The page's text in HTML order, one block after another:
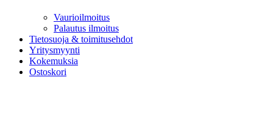
Vaurioilmoitus
Palautus ilmoitus
Tietosuoja & toimitusehdot
Yritysmyynti
Kokemuksia
Ostoskori